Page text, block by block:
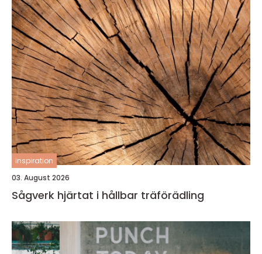
inspiration
03. August 2026
Sågverk hjärtat i hållbar träförädling